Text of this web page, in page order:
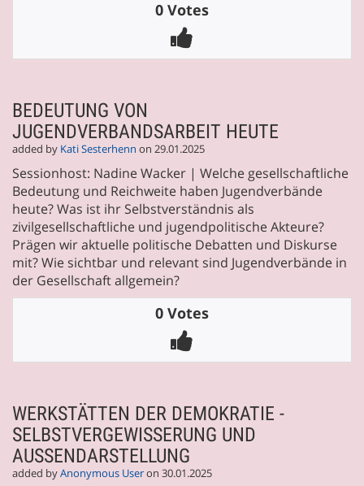
0 Votes
BEDEUTUNG VON
JUGENDVERBANDSARBEIT HEUTE
added by Kati Sesterhenn on 29.01.2025
Sessionhost: Nadine Wacker | Welche gesellschaftliche
Bedeutung und Reichweite haben Jugendverbände
heute? Was ist ihr Selbstverständnis als
zivilgesellschaftliche und jugendpolitische Akteure?
Prägen wir aktuelle politische Debatten und Diskurse
mit? Wie sichtbar und relevant sind Jugendverbände in
der Gesellschaft allgemein?
0 Votes
WERKSTÄTTEN DER DEMOKRATIE -
SELBSTVERGEWISSERUNG UND
AUSSENDARSTELLUNG
added byAnonymous Useron 30.01.2025